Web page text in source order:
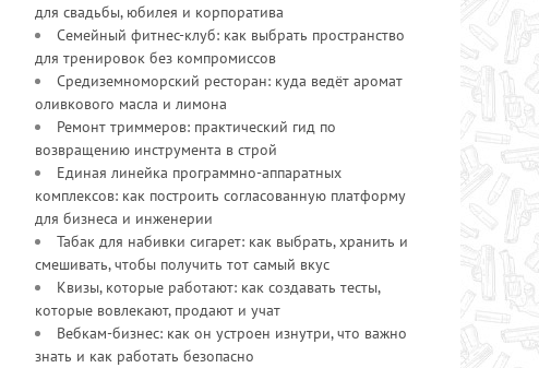
для свадьбы, юбилея и корпоратива
Семейный фитнес-клуб: как выбрать пространство
для тренировок без компромиссов
Средиземноморский ресторан: куда ведёт аромат
оливкового масла и лимона
Ремонт триммеров: практический гид по
возвращению инструмента в строй
Единая линейка программно-аппаратных
комплексов: как построить согласованную платформу
для бизнеса и инженерии
Табак для набивки сигарет: как выбрать, хранить и
смешивать, чтобы получить тот самый вкус
Квизы, которые работают: как создавать тесты,
которые вовлекают, продают и учат
Вебкам-бизнес: как он устроен изнутри, что важно
знать и как работать безопасно